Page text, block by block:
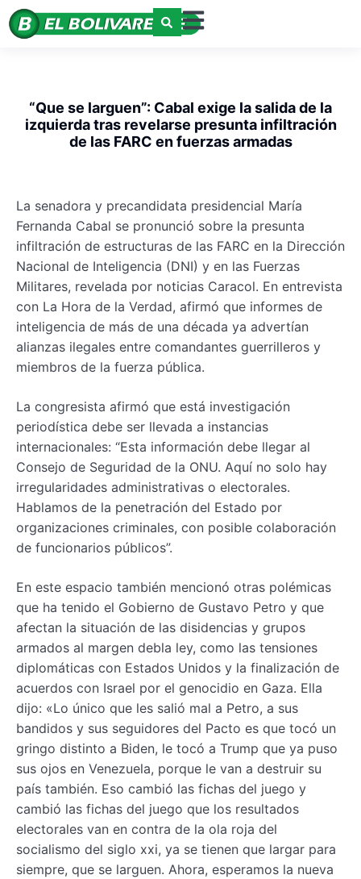
“Que se larguen”: Cabal exige la salida de la
izquierda tras revelarse presunta infiltración
de las FARC en fuerzas armadas
La senadora y precandidata presidencial María
Fernanda Cabal se pronunció sobre la presunta
infiltración de estructuras de las FARC en la Dirección
Nacional de Inteligencia (DNI) y en las Fuerzas
Militares, revelada por noticias Caracol. En entrevista
con La Hora de la Verdad, afirmó que informes de
inteligencia de más de una década ya advertían
alianzas ilegales entre comandantes guerrilleros y
miembros de la fuerza pública.
La congresista afirmó que está investigación
periodística debe ser llevada a instancias
internacionales: “Esta información debe llegar al
Consejo de Seguridad de la ONU. Aquí no solo hay
irregularidades administrativas o electorales.
Hablamos de la penetración del Estado por
organizaciones criminales, con posible colaboración
de funcionarios públicos”.
En este espacio también mencionó otras polémicas
que ha tenido el Gobierno de Gustavo Petro y que
afectan la situación de las disidencias y grupos
armados al margen debla ley, como las tensiones
diplomáticas con Estados Unidos y la finalización de
acuerdos con Israel por el genocidio en Gaza. Ella
dijo: «Lo único que les salió mal a Petro, a sus
bandidos y sus seguidores del Pacto es que tocó un
gringo distinto a Biden, le tocó a Trump que ya puso
sus ojos en Venezuela, porque le van a destruir su
país también. Eso cambió las fichas del juego y
cambió las fichas del juego que los resultados
electorales van en contra de la ola roja del
socialismo del siglo xxi, ya se tienen que largar para
siempre, que se larguen. Ahora, esperamos la nueva